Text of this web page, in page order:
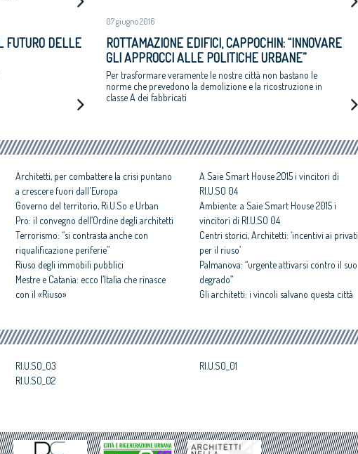
FUTURO DELLE
07 giugno 2016
ROTTAMAZIONE EDIFICI, CAPPOCHIN: “INNOVARE
GLI APPROCCI ALLE POLITICHE URBANE”
Per trasformare veramente le nostre città non bastano le
norme che prevedono la demolizione e la ricostruzione in
classe A dei fabbricati
Architetti, per combattere la crisi puntano
a crescere fuori dall'Europa
Governo del territorio, Ri.U.So e Urban
Pro: il convegno dell’Ordine degli architetti
Terrorismo: “si contrasta anche con
riqualificazione periferie”
Riuso degli immobili pubblici
Mestre e Catania: ecco l’Italia che rinasce
con il «Riuso»
A Saie Smart House 2015 i vincitori di
RI.U.SO 04
Ambiente: a Saie Smart House 2015 i
vincitori di RI.U.SO 04
Centri storici, Architetti: ‘incentivi ai privati
per il riuso’
Palmanova: “urgente attivarsi contro il suo
degrado”
Gli architetti: i vincoli salvano questa città
RI.U.SO_03
RI.U.SO_02
RI.U.SO_01